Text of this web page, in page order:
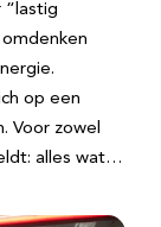
“lastig
op een
Voor zowel
alles wat…